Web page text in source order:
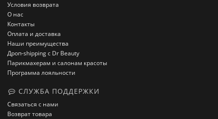
Условия возврата
О нас
Контакты
Оплата и доставка
Наши преимущества
Дроп-shipping с Dr Beauty
Парикмахерам и салонам красоты
Программа лояльности
СЛУЖБА ПОДДЕРЖКИ
Связаться с нами
Возврат товара